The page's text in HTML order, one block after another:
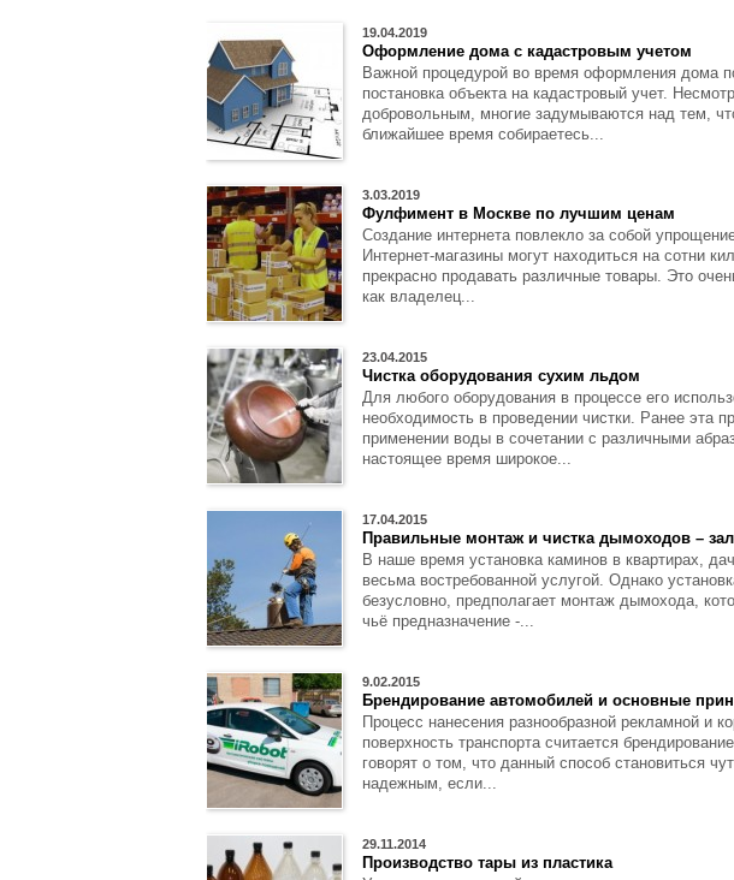
19.04.2019
Оформление дома с кадастровым учетом
Важной процедурой во время оформления дома
постановка объекта на кадастровый учет.
добровольным, многие задумываются над тем,
ближайшее время собираетесь...
3.03.2019
Фулфимент в Москве по лучшим ценам
Создание интернета повлекло за собой
Интернет-магазины могут находиться на сотни
прекрасно продавать различные товары. Это
как владелец...
23.04.2015
Чистка оборудования сухим льдом
Для любого оборудования в процессе его
необходимость в проведении чистки. Ранее эта
применении воды в сочетании с различными
настоящее время широкое...
17.04.2015
Правильные монтаж и чистка дымоходов –
В наше время установка каминов в квартирах,
весьма востребованной услугой. Однако
безусловно, предполагает монтаж дымохода,
чьё предназначение -...
9.02.2015
Брендирование автомобилей и основные
Процесс нанесения разнообразной рекламной и
поверхность транспорта считается
говорят о том, что данный способ становиться
надежным, если...
29.11.2014
Производство тары из пластика